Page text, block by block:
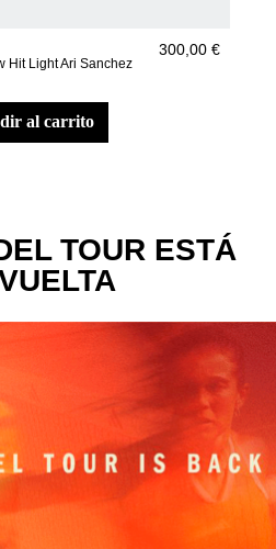
Hit Light Ari Sanchez
300,00 €
al carrito
TOUR ESTÁ